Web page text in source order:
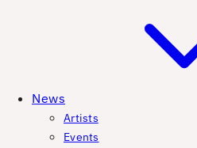
News
Artists
Events